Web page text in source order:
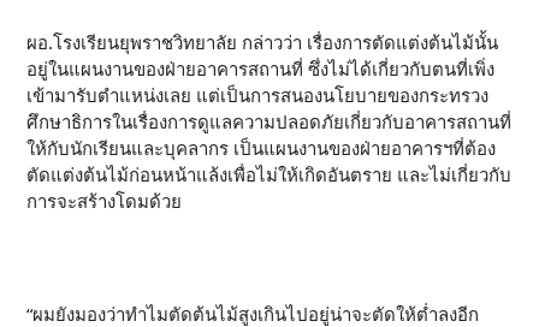
ผอ.โรงเรียนยุพราชวิทยาลัย กล่าวว่า เรื่องการตัดแต่งต้นไม้นั้น
อยู่ในแผนงานของฝ่ายอาคารสถานที่ ซึ่งไม่ได้เกี่ยวกับตนที่เพิ่ง
เข้ามารับตำแหน่งเลย แต่เป็นการสนองนโยบายของกระทรวง
ศึกษาธิการในเรื่องการดูแลความปลอดภัยเกี่ยวกับอาคารสถานที่
ให้กับนักเรียนและบุคลากร เป็นแผนงานของฝ่ายอาคารฯที่ต้อง
ตัดแต่งต้นไม้ก่อนหน้าแล้งเพื่อไม่ให้เกิดอันตราย และไม่เกี่ยวกับ
การจะสร้างโดมด้วย
“ผมยังมองว่าทำไมตัดต้นไม้สูงเกินไปอยู่น่าจะตัดให้ต่ำลงอีก